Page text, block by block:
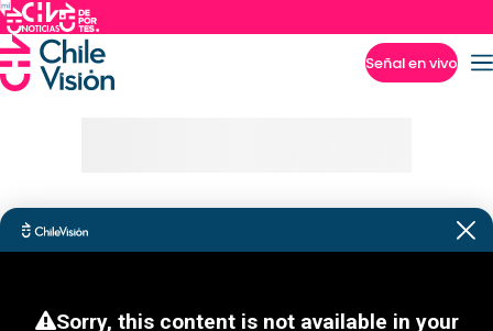
Señal en vivo